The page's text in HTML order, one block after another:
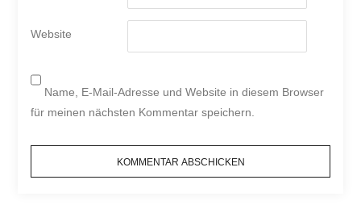
Website
Name, E-Mail-Adresse und Website in diesem Browser
für meinen nächsten Kommentar speichern.